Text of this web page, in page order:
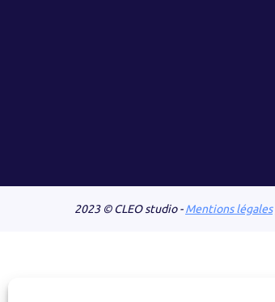
2023 © CLEO studio -Mentions légales